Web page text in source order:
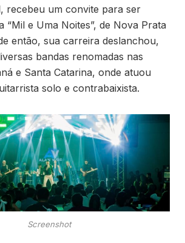
recebeu um convite para ser
“Mil e Uma Noites”, de Nova Prata
então, sua carreira deslanchou,
bandas renomadas nas
e Santa Catarina, onde atuou
solo e contrabaixista.
Screenshot